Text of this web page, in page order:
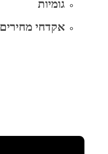
גומיות
אקדחי מחירים